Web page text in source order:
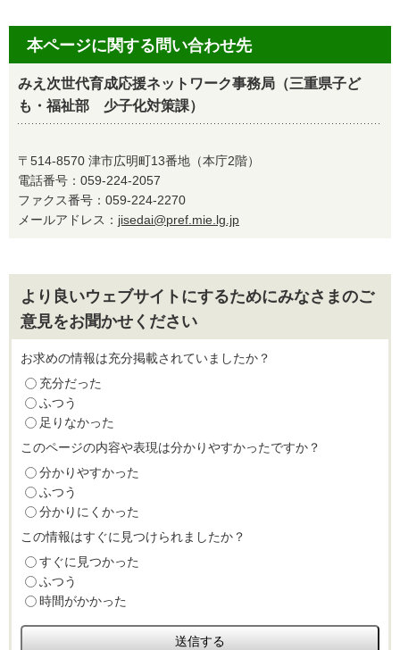
本ページに関する問い合わせ先
みえ次世代育成応援ネットワーク事務局（三重県子ど
も・福祉部 少子化対策課）
〒514-8570 津市広明町13番地（本庁2階）
電話番号：059-224-2057
ファクス番号：059-224-2270
メールアドレス： jisedai@pref.mie.lg.jp
より良いウェブサイトにするためにみなさまのご
意見をお聞かせください
お求めの情報は充分掲載されていましたか？
充分だった
ふつう
足りなかった
このページの内容や表現は分かりやすかったですか？
分かりやすかった
ふつう
分かりにくかった
この情報はすぐに見つけられましたか？
すぐに見つかった
ふつう
時間がかかった